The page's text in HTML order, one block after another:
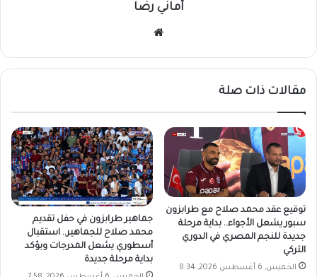
أماني رضا
مقالات ذات صلة
توقيع عقد محمد صلاح مع طرابزون
سبور يشعل الأجواء.. بداية مرحلة
جديدة للنجم المصري في الدوري
التركي
الخميس, 6 أغسطس 2026, 8:34
جماهير طرابزون في حفل تقديم
محمد صلاح للجماهير.. استقبال
أسطوري يشعل المدرجات ويؤكد
بداية مرحلة جديدة